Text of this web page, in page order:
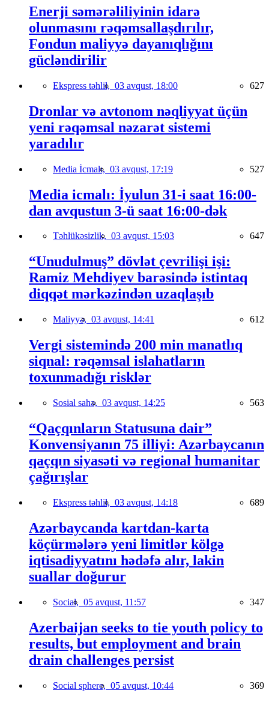
Enerji səmərəliliyinin idarə
olunmasını rəqəmsallaşdırılır,
Fondun maliyyə dayanıqlığını
gücləndirilir
Ekspress təhlil, 03 avqust, 18:00 627
Dronlar və avtonom nəqliyyat üçün
yeni rəqəmsal nəzarət sistemi
yaradılır
Media İcmalı, 03 avqust, 17:19 527
Media icmalı: İyulun 31-i saat 16:00-
dan avqustun 3-ü saat 16:00-dək
Təhlükəsizlik, 03 avqust, 15:03 647
“Unudulmuş” dövlət çevrilişi işi:
Ramiz Mehdiyev barəsində istintaq
diqqət mərkəzindən uzaqlaşıb
Maliyyə, 03 avqust, 14:41 612
Vergi sistemində 200 min manatlıq
siqnal: rəqəmsal islahatların
toxunmadığı risklər
Sosial sahə, 03 avqust, 14:25 563
“Qaçqınların Statusuna dair”
Konvensiyanın 75 illiyi: Azərbaycanın
qaçqın siyasəti və regional humanitar
çağırışlar
Ekspress təhlil, 03 avqust, 14:18 689
Azərbaycanda kartdan-karta
köçürmələrə yeni limitlər kölgə
iqtisadiyyatını hədəfə alır, lakin
suallar doğurur
Social, 05 avqust, 11:57 347
Azerbaijan seeks to tie youth policy to
results, but employment and brain
drain challenges persist
Social sphere, 05 avqust, 10:44 369